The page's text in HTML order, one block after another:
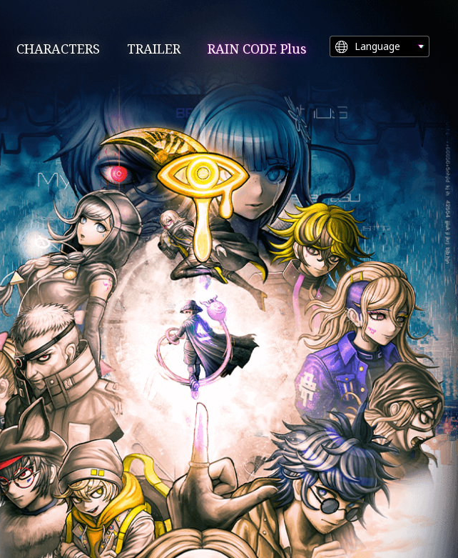
Language
CHARACTERS TRAILER RAIN CODE Plus